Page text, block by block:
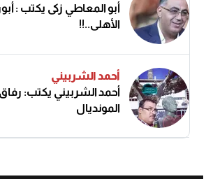
أبو المعاطي زكى يكتب :
الأهلى..!!
أحمد الشربيني
أحمد الشربيني يكتب:
المونديال